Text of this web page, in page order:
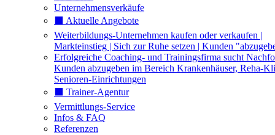
Unternehmensverkäufe
⬛️ Aktuelle Angebote
Weiterbildungs-Unternehmen kaufen oder verkaufen |
Markteinstieg | Sich zur Ruhe setzen | Kunden
Erfolgreiche Coaching- und Trainingsfirma sucht
Kunden abzugeben im Bereich Krankenhäuser, Reha-
Senioren-Einrichtungen
⬛️ Trainer-Agentur
Vermittlungs-Service
Infos & FAQ
Referenzen